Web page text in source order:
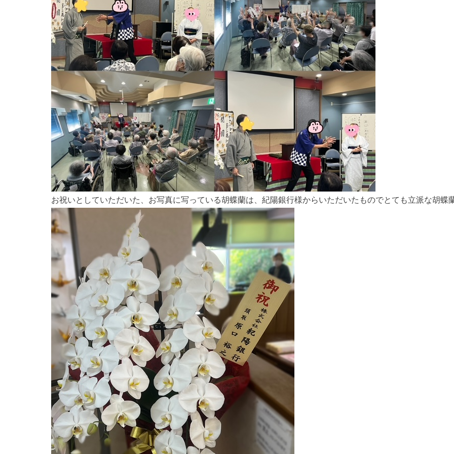
お祝いとしていただいた、お写真に写っている胡蝶蘭は、紀陽銀行様からいただいたものでとても立派な胡蝶